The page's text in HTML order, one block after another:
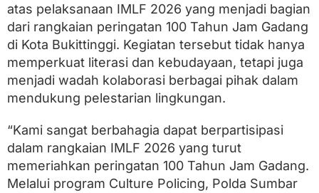
atas pelaksanaan IMLF 2026 yang menjadi bagian
dari rangkaian peringatan 100 Tahun Jam Gadang
di Kota Bukittinggi. Kegiatan tersebut tidak hanya
memperkuat literasi dan kebudayaan, tetapi juga
menjadi wadah kolaborasi berbagai pihak dalam
mendukung pelestarian lingkungan.
“Kami sangat berbahagia dapat berpartisipasi
dalam rangkaian IMLF 2026 yang turut
memeriahkan peringatan 100 Tahun Jam Gadang.
Melalui program Culture Policing, Polda Sumbar